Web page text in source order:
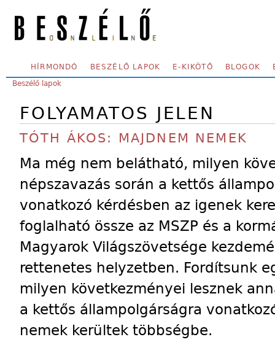
SECONDARY MENU
HÍRMONDÓ BESZÉLŐ LAPOK E-KIKÖTŐ BLOGOK
YOU ARE HERE:
Beszélő lapok
FOLYAMATOS JELEN
TÓTH ÁKOS: MAJDNEM NEMEK
Ma még nem belátható, milyen
népszavazás során a kettős
vonatkozó kérdésben az igenek
foglalható össze az MSZP és a
Magyarok Világszövetsége
rettenetes helyzetben. Fordítsunk
milyen következményei lesznek
a kettős állampolgárságra
nemek kerültek többségbe.